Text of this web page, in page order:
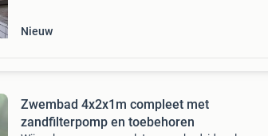
Nieuw
Zwembad 4x2x1m compleet met
zandfilterpomp en toebehoren